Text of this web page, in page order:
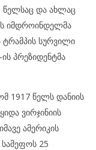
და ახლაც
იმდროინდელმა
სურვილი
პრეზიდენტმა
1917 წელს დანიის
ვირჯინიის
ამერიკის
25